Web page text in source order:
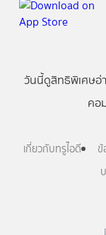
วันนี้ดูสิทธิพิเศษอ่
คอ
เกี่ยวกับทรูไอดี ข้